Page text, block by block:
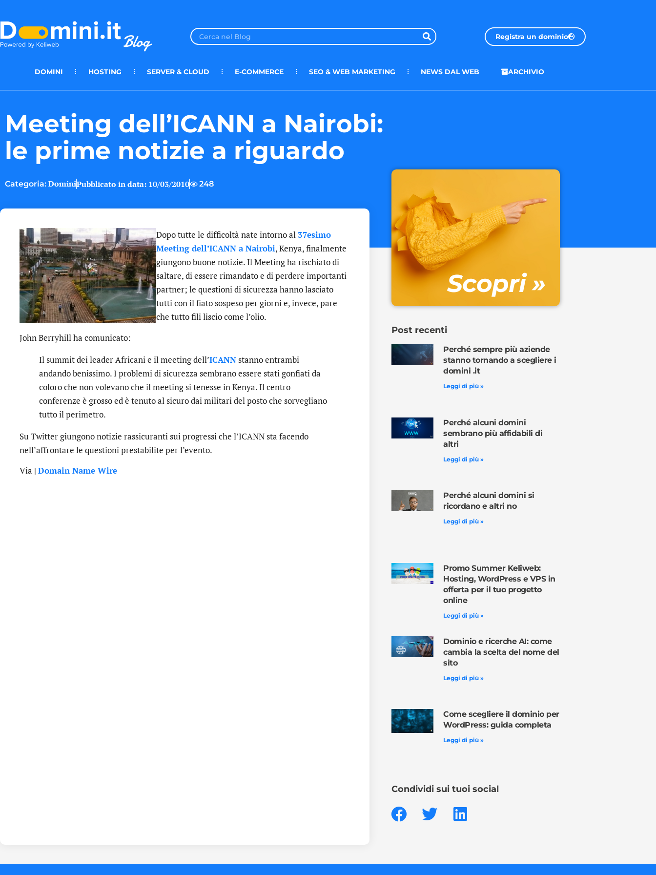
Registra un dominio
DOMINI HOSTING SERVER & CLOUD E-COMMERCE SEO & WEB MARKETING NEWS DAL WEB ARCHIVIO
Meeting dell’ICANN a Nairobi:
le prime notizie a riguardo
Categoria: DominiPubblicato in data: 10/03/2010 248
Dopo tutte le difficoltà nate intorno al 37esimo
Meeting dell’ICANN a Nairobi, Kenya, finalmente
giungono buone notizie. Il Meeting ha rischiato di
saltare, di essere rimandato e di perdere importanti
partner; le questioni di sicurezza hanno lasciato
tutti con il fiato sospeso per giorni e, invece, pare
che tutto fili liscio come l’olio.
John Berryhill ha comunicato:
Il summit dei leader Africani e il meeting dell’ICANNstanno entrambi
andando benissimo. I problemi di sicurezza sembrano essere stati gonfiati da
coloro che non volevano che il meeting si tenesse in Kenya. Il centro
conferenze è grosso ed è tenuto al sicuro dai militari del posto che sorvegliano
tutto il perimetro.
Su Twitter giungono notizie rassicuranti sui progressi che l’ICANN sta facendo
nell’affrontare le questioni prestabilite per l’evento.
Via | Domain Name Wire
Scopri »
Post recenti
Perché sempre più aziende
stanno tornando a scegliere i
domini .it
Leggi di più »
Perché alcuni domini
sembrano più affidabili di
altri
Leggi di più »
Perché alcuni domini si
ricordano e altri no
Leggi di più »
Promo Summer Keliweb:
Hosting, WordPress e VPS in
offerta per il tuo progetto
online
Leggi di più »
Dominio e ricerche AI: come
cambia la scelta del nome del
sito
Leggi di più »
Come scegliere il dominio per
WordPress: guida completa
Leggi di più »
Condividi sui tuoi social